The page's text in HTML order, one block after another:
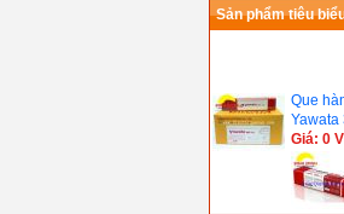
Sản phẩm tiêu
Que
Yawata
Giá: 0